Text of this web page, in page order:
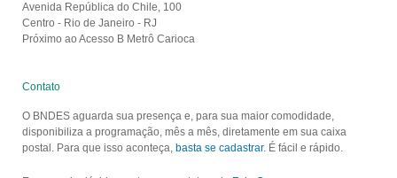
Avenida República do Chile, 100
Centro - Rio de Janeiro - RJ
Próximo ao Acesso B Metrô Carioca
Contato
O BNDES aguarda sua presença e, para sua maior comodidade,
disponibiliza a programação, mês a mês, diretamente em sua caixa
postal. Para que isso aconteça, basta se cadastrar. É fácil e rápido.